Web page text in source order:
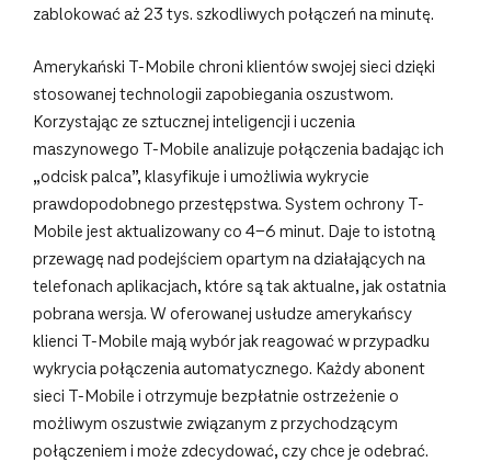
zablokować aż 23 tys. szkodliwych połączeń na minutę.
Amerykański T-Mobile chroni klientów swojej sieci dzięki
stosowanej technologii zapobiegania oszustwom.
Korzystając ze sztucznej inteligencji i uczenia
maszynowego T-Mobile analizuje połączenia badając ich
„odcisk palca”, klasyfikuje i umożliwia wykrycie
prawdopodobnego przestępstwa. System ochrony T-
Mobile jest aktualizowany co 4-6 minut. Daje to istotną
przewagę nad podejściem opartym na działających na
telefonach aplikacjach, które są tak aktualne, jak ostatnia
pobrana wersja. W oferowanej usłudze amerykańscy
klienci T-Mobile mają wybór jak reagować w przypadku
wykrycia połączenia automatycznego. Każdy abonent
sieci T-Mobile i otrzymuje bezpłatnie ostrzeżenie o
możliwym oszustwie związanym z przychodzącym
połączeniem i może zdecydować, czy chce je odebrać.